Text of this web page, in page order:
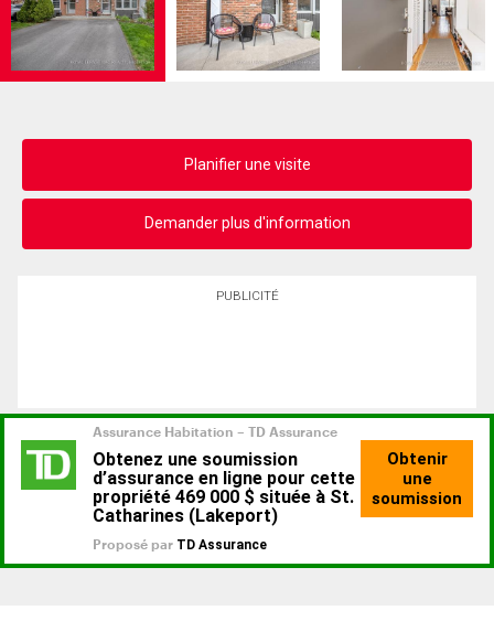
Planifier une visite
Demander plus d'information
PUBLICITÉ